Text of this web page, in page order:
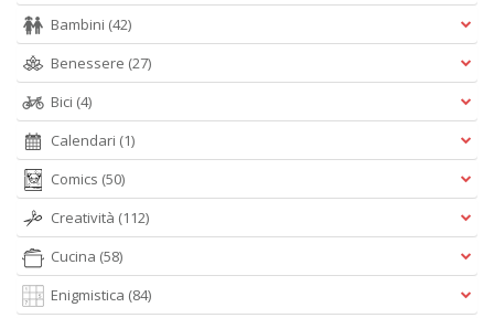
Bambini (42)
Benessere (27)
Bici (4)
Calendari (1)
Comics (50)
Creatività (112)
Cucina (58)
Enigmistica (84)